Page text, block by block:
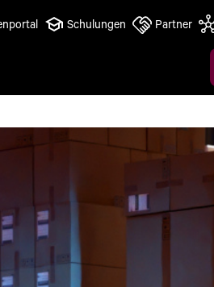
Schulungen Partner